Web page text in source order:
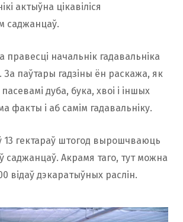
актыўна цікавіліся
саджанцаў.
правесці начальнік гадавальніка
За паўтары гадзіны ён раскажа, як
дуба, бука, хвоі і іншых
факты і аб самім гадавальніку.
13 гектараў штогод вырошчваюць
саджанцаў. Акрамя таго, тут можна
відаў дэкаратыўных раслін.